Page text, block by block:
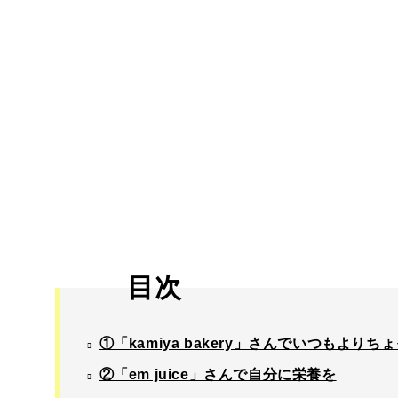
目次
①「kamiya bakery」さんでいつもよりちょ
②「em juice」さんで自分に栄養を